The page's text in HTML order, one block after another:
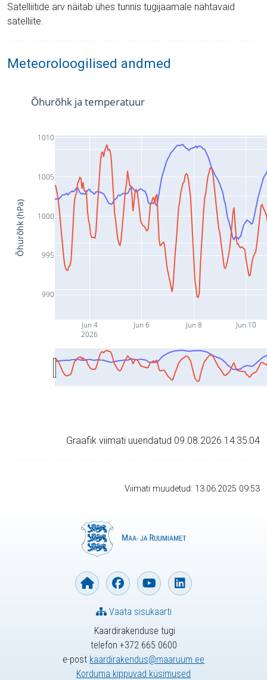
Satelliitide arv näitab ühes tunnis tugijaamale nähtavaid
satelliite.
Meteoroloogilised andmed
Jun 4
2026
Jun 6 Jun 8 Jun 10
990
995
1000
1005
1010
Õhurõhk ja temperatuur
Õhurõhk (hPa)
Graafik viimati uuendatud 09.08.2026 14:35:04
Viimati muudetud: 13.06.2025 09:53
Kaardirakenduse tugi
telefon +372 665 0600
e-post kaardirakendus@maaruum.ee
Korduma kippuvad küsimused
Vaata sisukaarti